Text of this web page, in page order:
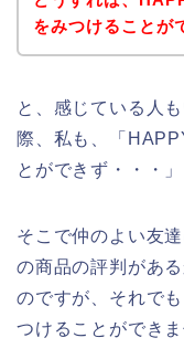
をみつけることが
と、感じている人
際、私も、「
とができず・・・
そこで仲のよい友
の商品の評判があ
のですが、それで
つけることができま